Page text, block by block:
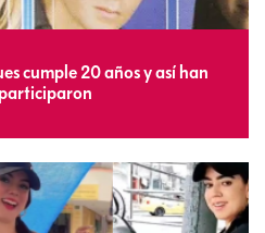
cumple 20 años y así han